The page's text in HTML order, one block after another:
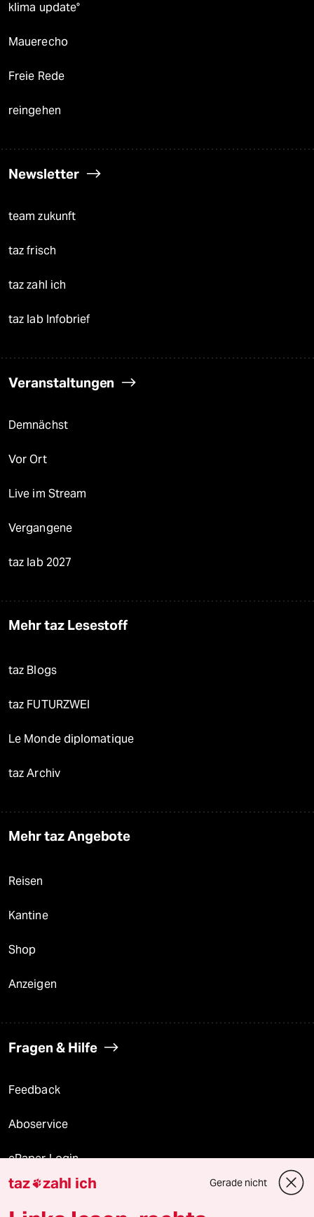
klima update°
Mauerecho
Freie Rede
reingehen
Newsletter
team zukunft
taz frisch
taz zahl ich
taz lab Infobrief
Veranstaltungen
Demnächst
Vor Ort
Live im Stream
Vergangene
taz lab 2027
Mehr taz Lesestoff
taz Blogs
taz FUTURZWEI
Le Monde diplomatique
taz Archiv
Mehr taz Angebote
Reisen
Kantine
Shop
Anzeigen
Fragen & Hilfe
Feedback
Aboservice
ePaper Login
Downloads für Abonnierende
taz zahl ich Gerade nicht